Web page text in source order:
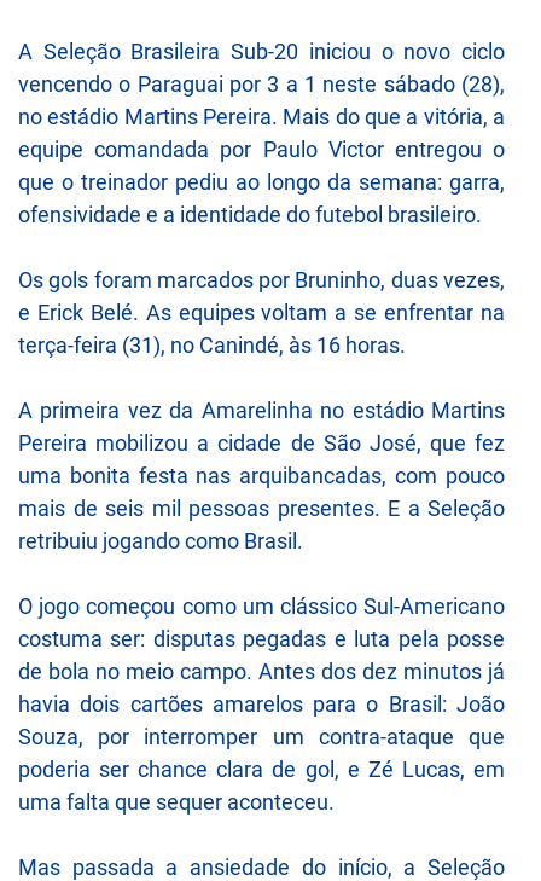
A Seleção Brasileira Sub-20 iniciou o novo ciclo
vencendo o Paraguai por 3 a 1 neste sábado (28),
no estádio Martins Pereira. Mais do que a vitória, a
equipe comandada por Paulo Victor entregou o
que o treinador pediu ao longo da semana: garra,
ofensividade e a identidade do futebol brasileiro.
Os gols foram marcados por Bruninho, duas vezes,
e Erick Belé. As equipes voltam a se enfrentar na
terça-feira (31), no Canindé, às 16 horas.
A primeira vez da Amarelinha no estádio Martins
Pereira mobilizou a cidade de São José, que fez
uma bonita festa nas arquibancadas, com pouco
mais de seis mil pessoas presentes. E a Seleção
retribuiu jogando como Brasil.
O jogo começou como um clássico Sul-Americano
costuma ser: disputas pegadas e luta pela posse
de bola no meio campo. Antes dos dez minutos já
havia dois cartões amarelos para o Brasil: João
Souza, por interromper um contra-ataque que
poderia ser chance clara de gol, e Zé Lucas, em
uma falta que sequer aconteceu.
Mas passada a ansiedade do início, a Seleção